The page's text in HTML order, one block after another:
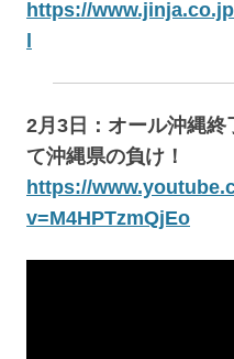
https://
2月3日：オール沖縄
て沖縄県の負け！
https://
v=M4HPTzmQjEo